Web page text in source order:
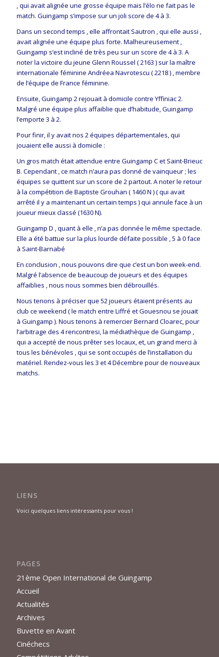
, qui avait alignée une grosse équipe mais l’élo ne fait pas le
match. Guingamp s’impose sur un joli score de 4 à 3.
Dans un second temps , elle affrontait Sautron , qui elle aussi ,
avait alignée une équipe plus forte. Malheureusement ,
Guingamp s’est incliné de très peu sur un score de 4 à 3. A
noter la victoire du jeune Glenn Roussel ( 2163 ) sur la maître
internationale féminine Andréea Navrotescu ( 2218 ) , membre
de l’équipe de France féminine.
Ensuite, Guingamp 2 rejouait à domicile contre Yffiniac 2.
Malgré une équipe plus affaiblie que d’habitude, Guingamp
l’emporte 3 à 2.
Pour finir, il y avait nos 2 équipes départementales, qui
jouaient elle aussi à domicile :
Un gros match était attendue entre Guingamp C et Saint-Brieuc
B. Cependant , ce match n’aura pas donné de vainqueur ; les
équipes se quittent sur un score de 2 partout. A noter le retour
à la compétition de Baptiste Grouhan ( 1460 N ) ( qui avait
arrêté il y a maintenant un certain temps ) qui annule face à un
joueur mieux classé (1630 N).
Guingamp D , quant à elle , n’a pas donnée le même spectacle.
Elle a été battue sur la plus lourde défaite possible , 5 à 0 face
à Saint-Barnabé
En conclusion , nous pouvons dire que c’est un bon week-end.
Malgré l’absence de beaucoup de joueurs et des équipes
affaiblies , nous nous sommes bien débrouillés.
Nous tenons à préciser que 52 joueurs étaient présents au
club ce weekend ( le match entre Liffré et Gouesnou se jouait
à Guingamp ). Nous tenons à remercier Bernard Cloarec, pour
l’arbitrage des 4 rencontresi, la médiathèque de Guingamp ,
qui a accepté de nous prêter ses locaux, et, un grand merci à
tous les bénévoles , qui se sont occupés de l’installation du
matériel. Rendez-vous les 3 et 4 Décembre pour de nouveaux
matchs.
LIENS
Voici quelques liens intéressants pour vous !
PAGES
21ème Open International de Guingamp
Accueil
Actualités
Archives
Buvette en Avant
Cinéchecs